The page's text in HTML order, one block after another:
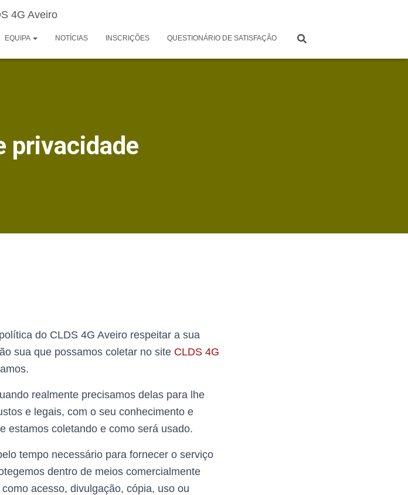
EQUIPA NOTÍCIAS INSCRIÇÕES QUESTIONÁRIO DE SATISFAÇÃO
privacidade
do CLDS 4G Aveiro respeitar a sua
sua que possamos coletar no site CLDS 4G
realmente precisamos delas para lhe
e legais, com o seu conhecimento e
estamos coletando e como será usado.
tempo necessário para fornecer o serviço
dentro de meios comercialmente
acesso, divulgação, cópia, uso ou